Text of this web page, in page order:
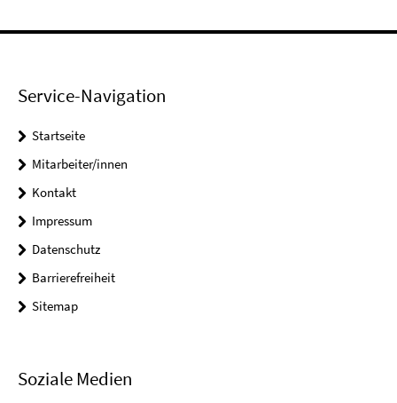
Service-Navigation
Startseite
Mitarbeiter/innen
Kontakt
Impressum
Datenschutz
Barrierefreiheit
Sitemap
Soziale Medien